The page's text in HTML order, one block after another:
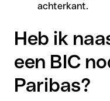
achterkant.
Heb ik
een BIC
Paribas?